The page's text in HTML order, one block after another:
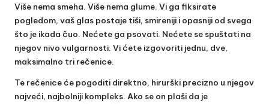
Više nema smeha. Više nema glume. Vi ga fiksirate
pogledom, vaš glas postaje tiši, smireniji i opasniji od svega
što je ikada čuo. Nećete ga psovati. Nećete se spuštati na
njegov nivo vulgarnosti. Vi ćete izgovoriti jednu, dve,
maksimalno tri rečenice.
Te rečenice će pogoditi direktno, hirurški precizno u njegov
najveći, najbolniji kompleks. Ako se on plaši da je